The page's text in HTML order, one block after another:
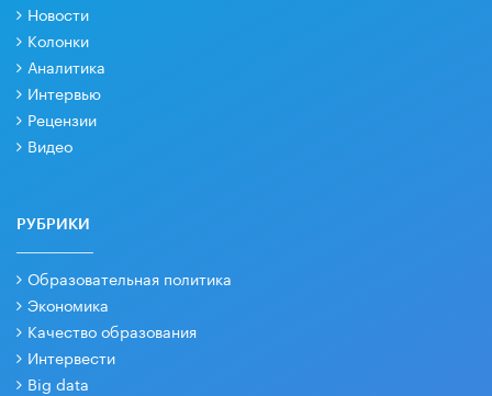
Новости
Колонки
Аналитика
Интервью
Рецензии
Видео
РУБРИКИ
Образовательная политика
Экономика
Качество образования
Интервести
Big data